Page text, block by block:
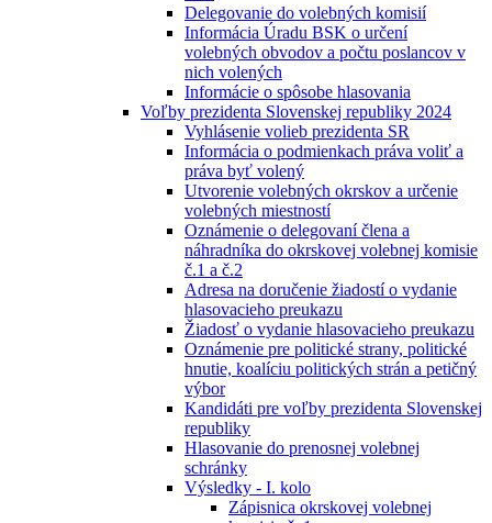
Delegovanie do volebných komisií
Informácia Úradu BSK o určení
volebných obvodov a počtu poslancov v
nich volených
Informácie o spôsobe hlasovania
Voľby prezidenta Slovenskej republiky 2024
Vyhlásenie volieb prezidenta SR
Informácia o podmienkach práva voliť a
práva byť volený
Utvorenie volebných okrskov a určenie
volebných miestností
Oznámenie o delegovaní člena a
náhradníka do okrskovej volebnej komisie
č.1 a č.2
Adresa na doručenie žiadostí o vydanie
hlasovacieho preukazu
Žiadosť o vydanie hlasovacieho preukazu
Oznámenie pre politické strany, politické
hnutie, koalíciu politických strán a petičný
výbor
Kandidáti pre voľby prezidenta Slovenskej
republiky
Hlasovanie do prenosnej volebnej
schránky
Výsledky - I. kolo
Zápisnica okrskovej volebnej